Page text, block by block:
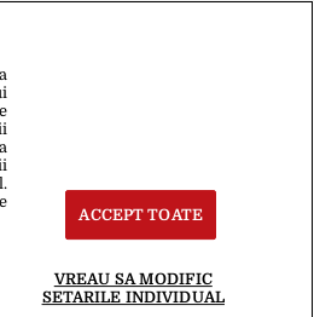
ACCEPT TOATE
VREAU SA MODIFIC
SETARILE INDIVIDUAL